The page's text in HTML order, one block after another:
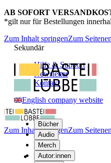
AB SOFORT
*gilt nur für Bestellungen
Zum Inhalt springenZum
Sekundär
Hilfe & Support
Newsletter
Kontakt
English company website
Bücher
Audio
Merch
Autor:innen
Zum Inhalt springenZum